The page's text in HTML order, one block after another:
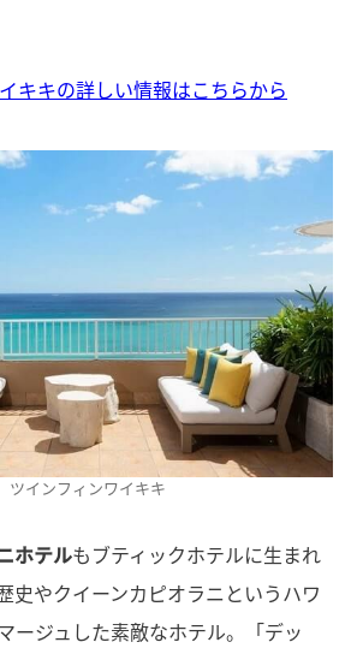
キキの詳しい情報はこちらから
ツインフィンワイキキ
ホテルもブティックホテルに生まれ
史やクイーンカピオラニというハワ
ージュした素敵なホテル。「デッ